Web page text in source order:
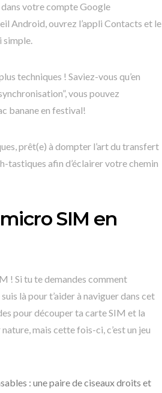
votre compte Google
Android, ouvrez l’appli Contacts et le
simple.
techniques ! Saviez-vous qu’en
vous pouvez
banane en festival!
prêt(e) à dompter l’art du transfert
tastiques afin d’éclairer votre chemin
SIM en
! Si tu te demandes comment
là pour t’aider à naviguer dans cet
pour découper ta carte SIM et la
mais cette fois-ci, c’est un jeu
: une paire de ciseaux droits et